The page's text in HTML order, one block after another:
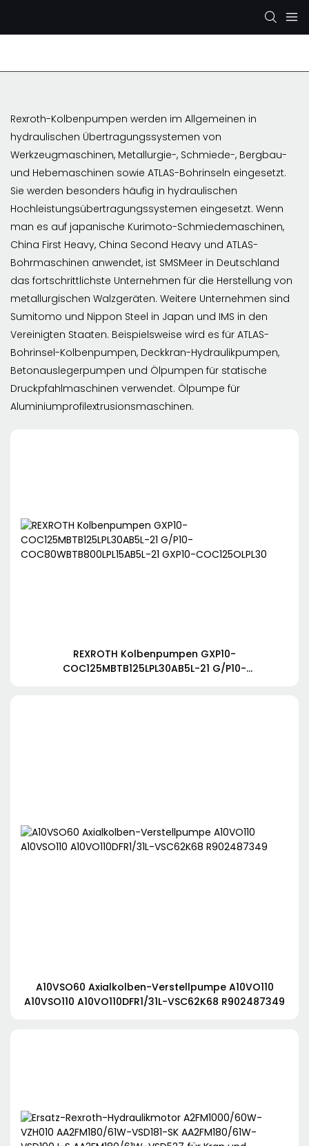
Rexroth-Kolbenpumpen werden im Allgemeinen in
hydraulischen Übertragungssystemen von
Werkzeugmaschinen, Metallurgie-, Schmiede-, Bergbau-
und Hebemaschinen sowie ATLAS-Bohrinseln eingesetzt.
Sie werden besonders häufig in hydraulischen
Hochleistungsübertragungssystemen eingesetzt. Wenn
man es auf japanische Kurimoto-Schmiedemaschinen,
China First Heavy, China Second Heavy und ATLAS-
Bohrmaschinen anwendet, ist SMSMeer in Deutschland
das fortschrittlichste Unternehmen für die Herstellung von
metallurgischen Walzgeräten. Weitere Unternehmen sind
Sumitomo und Nippon Steel in Japan und IMS in den
Vereinigten Staaten. Beispielsweise wird es für ATLAS-
Bohrinsel-Kolbenpumpen, Deckkran-Hydraulikpumpen,
Betonauslegerpumpen und Ölpumpen für statische
Druckpfahlmaschinen verwendet. Ölpumpe für
Aluminiumprofilextrusionsmaschinen.
REXROTH Kolbenpumpen GXP10-
COC125MBTB125LPL30AB5L-21 G/P10-
A10VSO60 Axialkolben-Verstellpumpe A10VO110
A10VSO110 A10VO110DFR1/31L-VSC62K68 R902487349